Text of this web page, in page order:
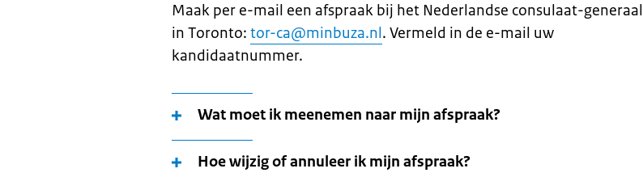
Maak per e-mail een afspraak bij het Nederlandse consulaat-generaal
in Toronto: tor-ca@minbuza.nl. Vermeld in de e-mail uw
kandidaatnummer.
Wat moet ik meenemen naar mijn afspraak?
Hoe wijzig of annuleer ik mijn afspraak?